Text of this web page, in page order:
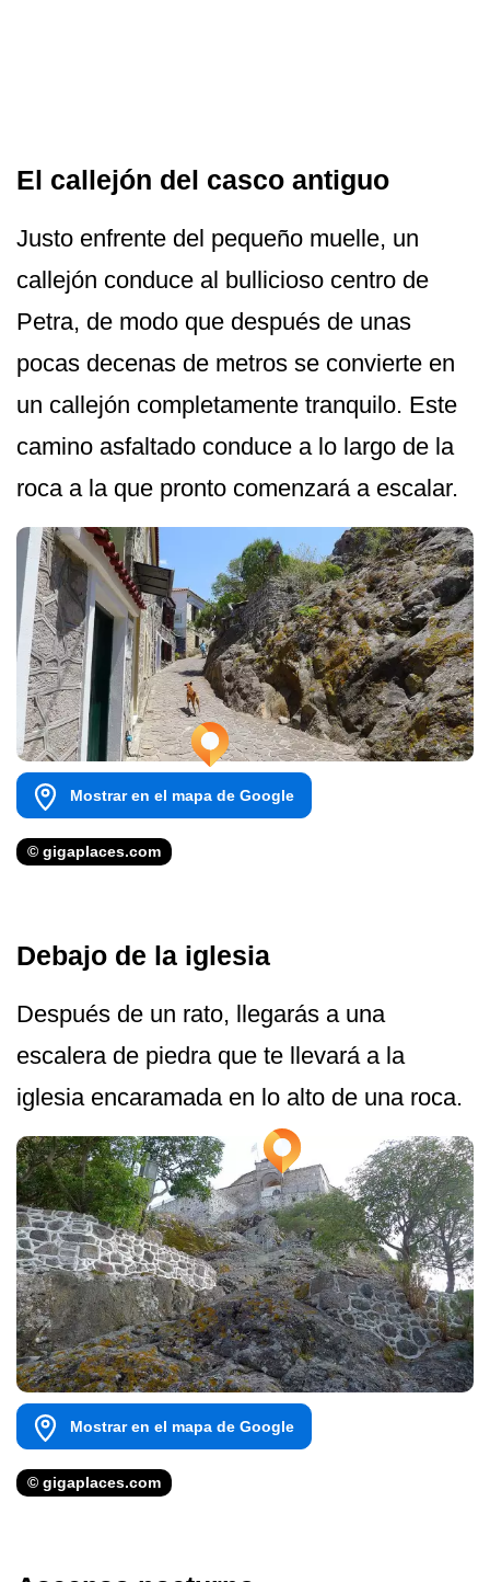
El callejón del casco antiguo
Justo enfrente del pequeño muelle, un
callejón conduce al bullicioso centro de
Petra, de modo que después de unas
pocas decenas de metros se convierte en
un callejón completamente tranquilo. Este
camino asfaltado conduce a lo largo de la
roca a la que pronto comenzará a escalar.
Mostrar en el mapa de Google
© gigaplaces.com
Debajo de la iglesia
Después de un rato, llegarás a una
escalera de piedra que te llevará a la
iglesia encaramada en lo alto de una roca.
Mostrar en el mapa de Google
© gigaplaces.com